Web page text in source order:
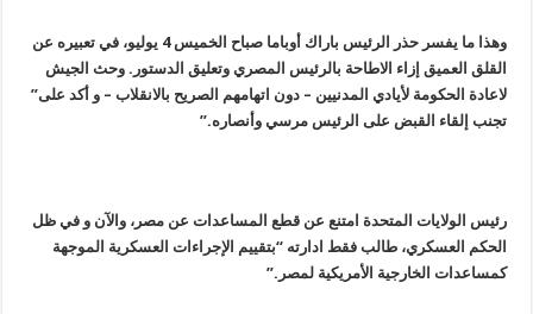
وهذا ما يفسر حذر الرئيس باراك أوباما صباح الخميس 4 يوليو، في تعبيره عن
القلق العميق إزاء الاطاحة بالرئيس المصري وتعليق الدستور. وحث الجيش
لاعادة الحكومة لأيادي المدنيين – دون اتهامهم الصريح بالانقلاب – و أكد على”
تجنب إلقاء القبض على الرئيس مرسي وأنصاره.”
رئيس الولايات المتحدة امتنع عن قطع المساعدات عن مصر، والآن و في ظل
الحكم العسكري، طالب فقط ادارته “بتقييم الإجراءات العسكرية الموجهة
كمساعدات الخارجية الأمريكية لمصر.”